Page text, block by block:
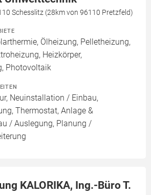
Schesslitz (28km von 96110 Pretzfeld)
Ölheizung, Pelletheizung,
Heizkörper,
Photovoltaik
Neuinstallation / Einbau,
Thermostat, Anlage &
/ Auslegung, Planung /
KALORIKA, Ing.-Büro T.